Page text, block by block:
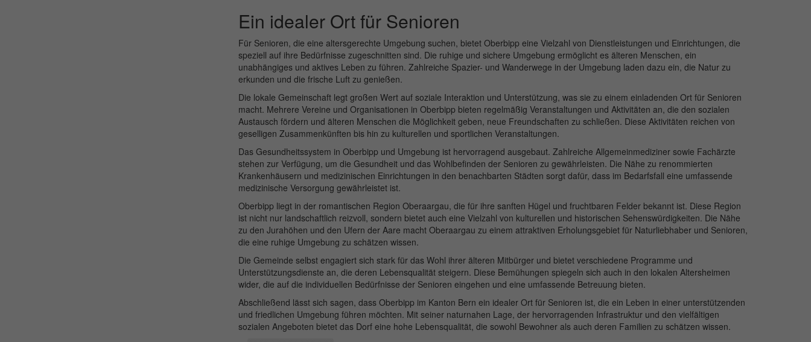
Ein idealer Ort für Senioren
Für Senioren, die eine altersgerechte Umgebung suchen, bietet Oberbipp eine Vielzahl von Dienstleistungen und Einrichtungen, die
speziell auf ihre Bedürfnisse zugeschnitten sind. Die ruhige und sichere Umgebung ermöglicht es älteren Menschen, ein
unabhängiges und aktives Leben zu führen. Zahlreiche Spazier- und Wanderwege in der Umgebung laden dazu ein, die Natur zu
erkunden und die frische Luft zu genießen.
Die lokale Gemeinschaft legt großen Wert auf soziale Interaktion und Unterstützung, was sie zu einem einladenden Ort für Senioren
macht. Mehrere Vereine und Organisationen in Oberbipp bieten regelmäßig Veranstaltungen und Aktivitäten an, die den sozialen
Austausch fördern und älteren Menschen die Möglichkeit geben, neue Freundschaften zu schließen. Diese Aktivitäten reichen von
geselligen Zusammenkünften bis hin zu kulturellen und sportlichen Veranstaltungen.
Das Gesundheitssystem in Oberbipp und Umgebung ist hervorragend ausgebaut. Zahlreiche Allgemeinmediziner sowie Fachärzte
stehen zur Verfügung, um die Gesundheit und das Wohlbefinden der Senioren zu gewährleisten. Die Nähe zu renommierten
Krankenhäusern und medizinischen Einrichtungen in den benachbarten Städten sorgt dafür, dass im Bedarfsfall eine umfassende
medizinische Versorgung gewährleistet ist.
Oberbipp liegt in der romantischen Region Oberaargau, die für ihre sanften Hügel und fruchtbaren Felder bekannt ist. Diese Region
ist nicht nur landschaftlich reizvoll, sondern bietet auch eine Vielzahl von kulturellen und historischen Sehenswürdigkeiten. Die Nähe
zu den Jurahöhen und den Ufern der Aare macht Oberaargau zu einem attraktiven Erholungsgebiet für Naturliebhaber und Senioren,
die eine ruhige Umgebung zu schätzen wissen.
Die Gemeinde selbst engagiert sich stark für das Wohl ihrer älteren Mitbürger und bietet verschiedene Programme und
Unterstützungsdienste an, die deren Lebensqualität steigern. Diese Bemühungen spiegeln sich auch in den lokalen Altersheimen
wider, die auf die individuellen Bedürfnisse der Senioren eingehen und eine umfassende Betreuung bieten.
Abschließend lässt sich sagen, dass Oberbipp im Kanton Bern ein idealer Ort für Senioren ist, die ein Leben in einer unterstützenden
und friedlichen Umgebung führen möchten. Mit seiner naturnahen Lage, der hervorragenden Infrastruktur und den vielfältigen
sozialen Angeboten bietet das Dorf eine hohe Lebensqualität, die sowohl Bewohner als auch deren Familien zu schätzen wissen.